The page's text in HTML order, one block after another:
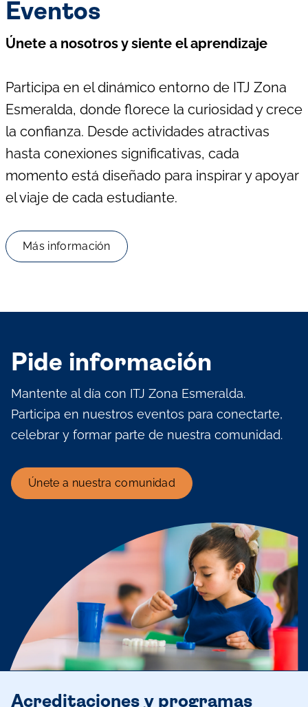
Eventos
Únete a nosotros y siente el aprendizaje
Participa en el dinámico entorno de ITJ Zona
Esmeralda, donde florece la curiosidad y crece
la confianza. Desde actividades atractivas
hasta conexiones significativas, cada
momento está diseñado para inspirar y apoyar
el viaje de cada estudiante.
Más información
Pide información
Mantente al día con ITJ Zona Esmeralda.
Participa en nuestros eventos para conectarte,
celebrar y formar parte de nuestra comunidad.
Únete a nuestra comunidad
Acreditaciones y programas